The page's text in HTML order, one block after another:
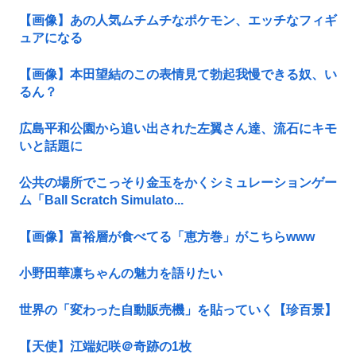
【画像】あの人気ムチムチなポケモン、エッチなフィギ
ュアになる
【画像】本田望結のこの表情見て勃起我慢できる奴、い
るん？
広島平和公園から追い出された左翼さん達、流石にキモ
いと話題に
公共の場所でこっそり金玉をかくシミュレーションゲー
ム「Ball Scratch Simulato...
【画像】富裕層が食べてる「恵方巻」がこちらwww
小野田華凛ちゃんの魅力を語りたい
世界の「変わった自動販売機」を貼っていく【珍百景】
【天使】江端妃咲＠奇跡の1枚